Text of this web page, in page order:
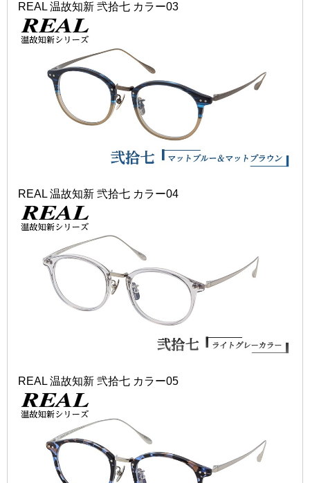
REAL 温故知新 弐拾七 カラー03
REAL 温故知新 弐拾七 カラー04
REAL 温故知新 弐拾七 カラー05